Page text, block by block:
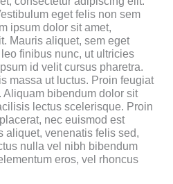
eget felis non sem
ipsum dolor sit amet,
Mauris aliquet, sem eget
finibus nunc, ut ultricies
id velit cursus pharetra.
massa ut luctus. Proin feugiat
Aliquam bibendum dolor sit
lectus scelerisque. Proin
nec euismod est
aliquet, venenatis felis sed,
nulla vel nibh bibendum
eros, vel rhoncus